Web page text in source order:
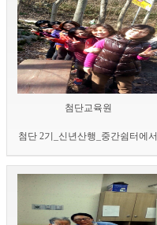
첨단교육원
첨단 2기_신년산행_중간쉼터에서